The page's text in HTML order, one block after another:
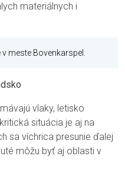
materiálnych i
meste Bovenkarspel.
vlaky, letisko
situácia je aj na
sa víchrica presunie ďalej
môžu byť aj oblasti v